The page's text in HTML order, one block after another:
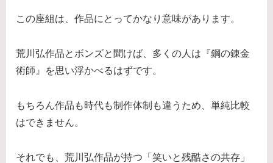
この座組は、作品にとってかなり意味があります。
荒川弘作品とボンズと聞けば、多くの人は『鋼の錬金
術師』を思い浮かべるはずです。
もちろん作品も時代も制作体制も違うため、単純比較
はできません。
それでも、荒川弘作品が持つ「笑いと残酷さの共存」